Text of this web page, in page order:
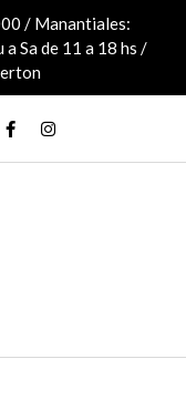
/ Manantiales:
Sa de 11 a 18 hs /